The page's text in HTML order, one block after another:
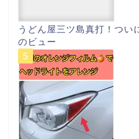
うどん屋三ツ島真打！つい
のビュー